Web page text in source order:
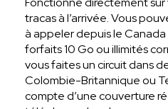
tracas à l’arrivée. Vous
à appeler depuis le Canada
forfaits 10 Go ou illimités
vous faites un circuit dans
Colombie-Britannique ou
compte d’une couverture